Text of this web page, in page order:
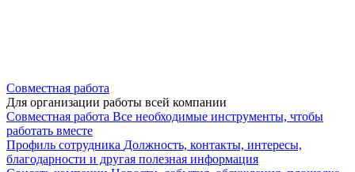
Совместная работа
Для организации работы всей компании
Совместная работа Все необходимые инструменты, чтобы
работать вместе
Профиль сотрудника Должность, контакты, интересы,
благодарности и другая полезная информация